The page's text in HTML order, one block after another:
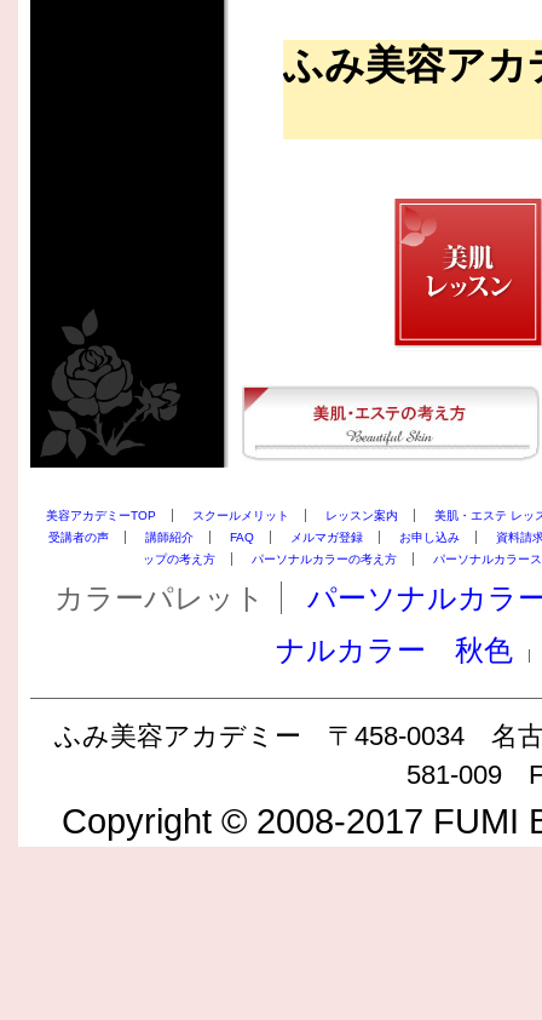
ふみ美容アカ
美容アカデミーTOP スクールメリット レッスン案内
美肌・エステ レッ
受講者の声
講師紹介 FAQ メルマガ登録 お申し込み
資料請
ップの考え方
パーソナルカラーの考え方 パーソナルカラー
カラーパレット
パーソナルカラ
ナルカラー 秋色
ふみ美容アカデミー 〒458-0034 名
581-009
Copyright © 2008-2017 FUMI